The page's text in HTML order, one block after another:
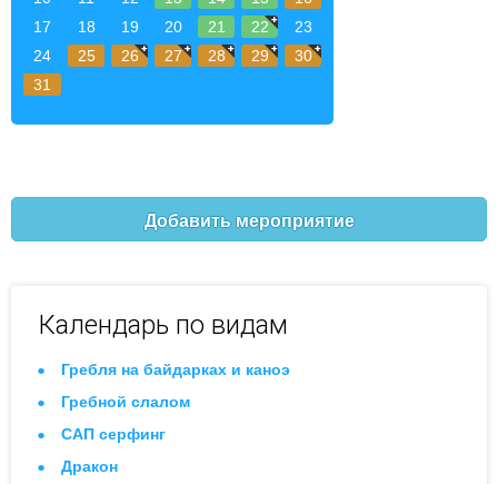
17
18 19 20 21 22
23
24
25 26 27 28 29
30
31
Добавить мероприятие
Календарь по видам
Гребля на байдарках и каноэ
Гребной слалом
САП серфинг
Дракон